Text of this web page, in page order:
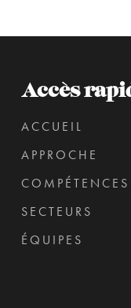
Accès
ACCUEIL
APPROCHE
COMPÉTENCES
SECTEURS
ÉQUIPES